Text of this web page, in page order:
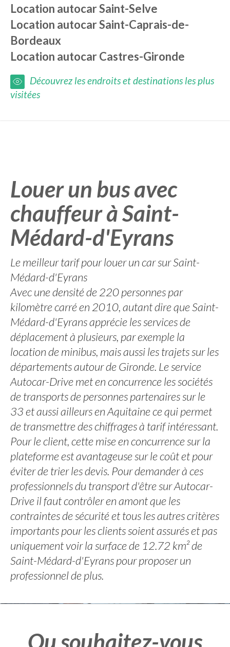
Location autocarSaint-Selve
Location autocarSaint-Caprais-de-
Bordeaux
Location autocarCastres-Gironde
Découvrez les endroits et destinations les plus
visitées
Louer un bus avec
chauffeur à Saint-
Médard-d'Eyrans
Le meilleur tarif pour louer un car sur Saint-
Médard-d'Eyrans
Avec une densité de 220 personnes par
kilomètre carré en 2010, autant dire que Saint-
Médard-d'Eyrans apprécie les services de
déplacement à plusieurs, par exemple la
location de minibus, mais aussi les trajets sur les
départements autour de Gironde. Le service
Autocar-Drive met en concurrence les sociétés
de transports de personnes partenaires sur le
33 et aussi ailleurs en Aquitaine ce qui permet
de transmettre des chiffrages à tarif intéressant.
Pour le client, cette mise en concurrence sur la
plateforme est avantageuse sur le coût et pour
éviter de trier les devis. Pour demander à ces
professionnels du transport d'être sur Autocar-
Drive il faut contrôler en amont que les
contraintes de sécurité et tous les autres critères
importants pour les clients soient assurés et pas
uniquement voir la surface de 12.72 km² de
Saint-Médard-d'Eyrans pour proposer un
professionnel de plus.
Ou souhaitez-vous